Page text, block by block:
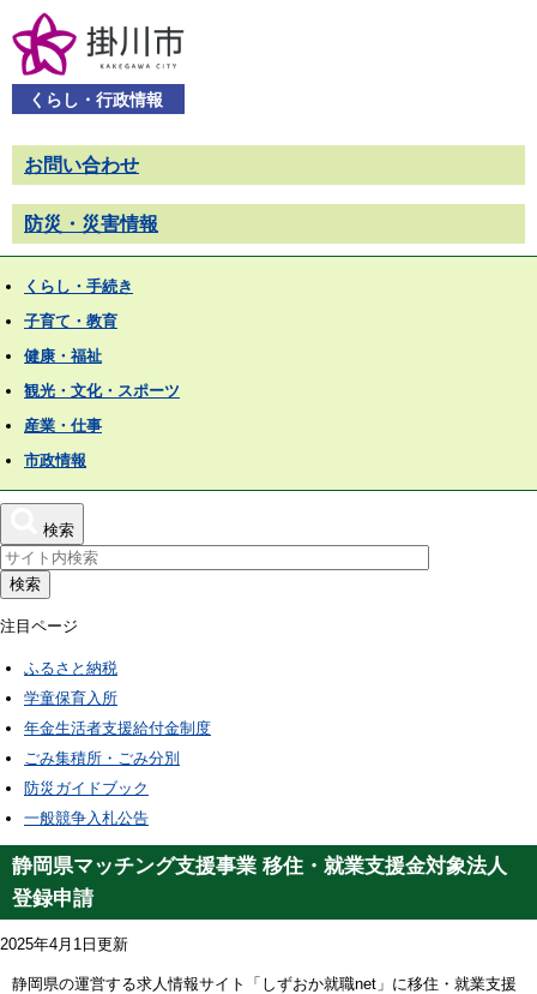
くらし・行政情報
お問い合わせ
防災・災害情報
くらし・手続き
子育て・教育
健康・福祉
観光・文化・スポーツ
産業・仕事
市政情報
検索
検索
注目ページ
ふるさと納税
学童保育入所
年金生活者支援給付金制度
ごみ集積所・ごみ分別
防災ガイドブック
一般競争入札公告
静岡県マッチング支援事業 移住・就業支援金対象法人
登録申請
2025年4月1日更新
静岡県の運営する求人情報サイト「しずおか就職net」に移住・就業支援